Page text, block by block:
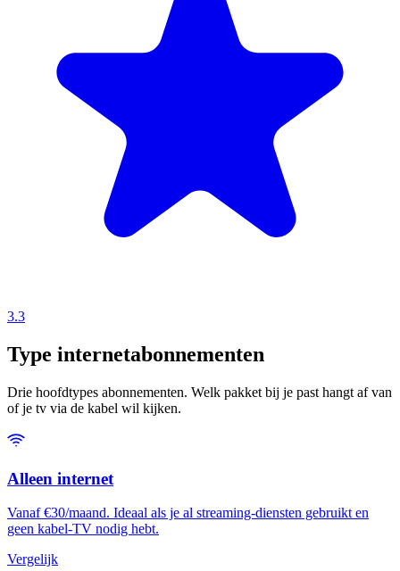
3.3
Type internetabonnementen
Drie hoofdtypes abonnementen. Welk pakket bij je past hangt af van
of je tv via de kabel wil kijken.
Alleen internet
Vanaf €30/maand. Ideaal als je al streaming-diensten gebruikt en
geen kabel-TV nodig hebt.
Vergelijk